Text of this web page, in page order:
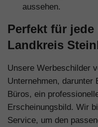
aussehen.
Perfekt für jede
Landkreis
Unsere Werbeschilder
Unternehmen, darunter
Büros, ein
Erscheinungsbild. Wir
Service, um den